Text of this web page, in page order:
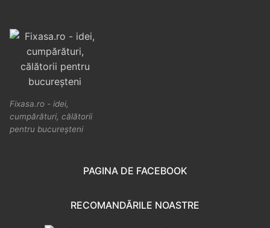
Fixasa.ro - idei,
cumpărături, călătorii
pentru bucureșteni
PAGINA DE FACEBOOK
RECOMANDĂRILE NOASTRE